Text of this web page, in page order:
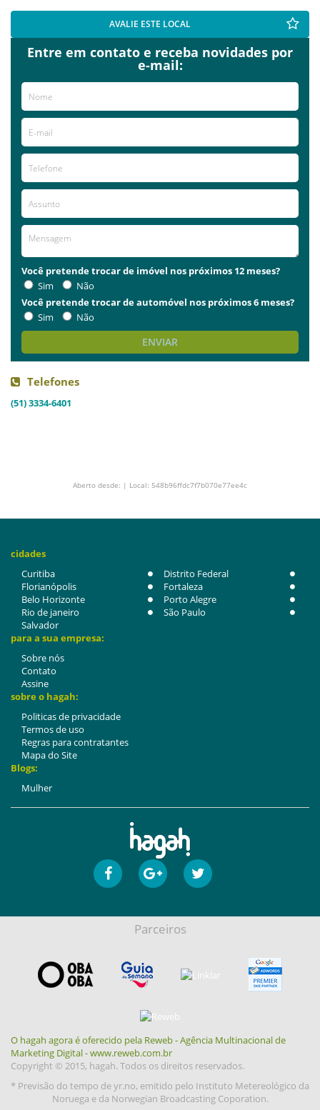
AVALIE ESTE LOCAL
Entre em contato e receba novidades por
e-mail:
Você pretende trocar de imóvel nos próximos 12 meses?
Sim
Não
Você pretende trocar de automóvel nos próximos 6 meses?
Sim
Não
ENVIAR
Telefones
(51) 3334-6401
Aberto desde: | Local: 548b96ffdc7f7b070e77ee4c
cidades
Curitiba
Distrito Federal
Florianópolis
Fortaleza
Belo Horizonte
Porto Alegre
Rio de janeiro
São Paulo
Salvador
para a sua empresa:
Sobre nós
Contato
Assine
sobre o hagah:
Politicas de privacidade
Termos de uso
Regras para contratantes
Mapa do Site
Blogs:
Mulher
Parceiros
O hagah agora é oferecido pela Reweb - Agência Multinacional de
Marketing Digital - www.reweb.com.br
Copyright © 2015, hagah. Todos os direitos reservados.
* Previsão do tempo de yr.no, emitido pelo Instituto Metereológico da
Noruega e da Norwegian Broadcasting Coporation.